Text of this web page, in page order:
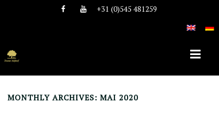
+31 (0)545 481259
HOME
MONTHLY ARCHIVES: MAI 2020